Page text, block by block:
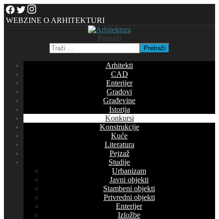
WEBZINE O ARHITEKTURI
Pretraži
Pretraži
Arhitekti
CAD
Enterijer
Gradovi
Građevine
Istorija
Konkursi
Konstrukcije
Kuće
Literatura
Pejzaž
Studije
Urbanizam
Javni objekti
Stambeni objekti
Privredni objekti
Enterijer
Izložbe